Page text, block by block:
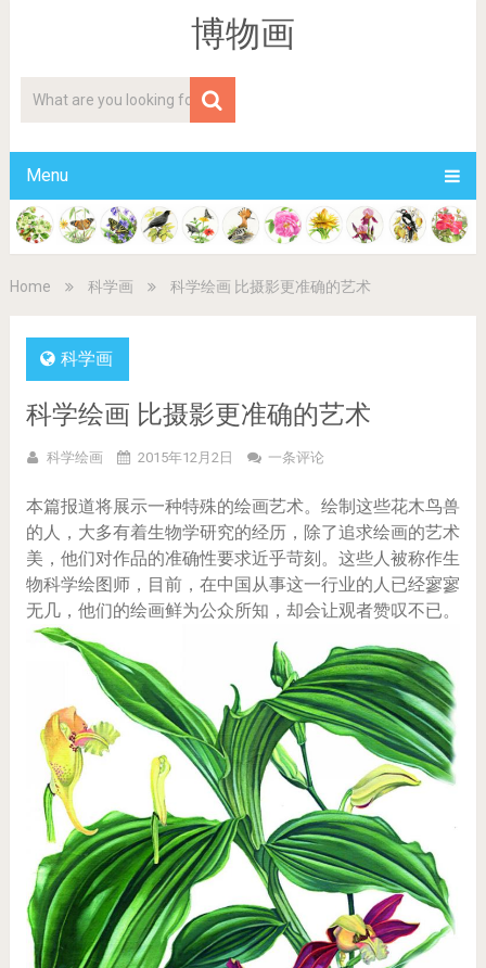
博物画
Menu
Home 科学画 科学绘画 比摄影更准确的艺术
科学画
科学绘画 比摄影更准确的艺术
科学绘画 2015年12月2日 一条评论
本篇报道将展示一种特殊的绘画艺术。绘制这些花木鸟兽
的人，大多有着生物学研究的经历，除了追求绘画的艺术
美，他们对作品的准确性要求近乎苛刻。这些人被称作生
物科学绘图师，目前，在中国从事这一行业的人已经寥寥
无几，他们的绘画鲜为公众所知，却会让观者赞叹不已。